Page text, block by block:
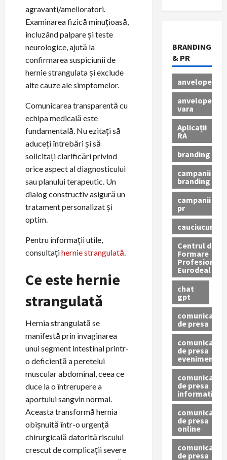
agravanti/amelioratori.
Examinarea fizică minuțioasă,
incluzând palpare și teste
neurologice, ajută la
confirmarea suspiciunii de
hernie strangulata și exclude
alte cauze ale simptomelor.
Comunicarea transparentă cu
echipa medicală este
fundamentală. Nu ezitați să
aduceți întrebări și să
solicitați clarificări privind
orice aspect al diagnosticului
sau planului terapeutic. Un
dialog constructiv asigură un
tratament personalizat și
optim.
Pentru informații utile,
consultațihernie strangulată
Ce este hernie
strangulată
Hernia strangulată se
manifestă prin invaginarea
unui segment intestinal printr-
o deficiență a peretelui
muscular abdominal, ceea ce
duce la o întrerupere a
aportului sangvin normal.
Aceasta transformă hernia
obișnuită într-o urgență
chirurgicală datorită riscului
crescut de complicații severe
BRANDING
& PR
anvelope
anvelope
vara
Aplicații
RA
branding
campanii
branding
campanii
pr
cauciucuri
Centrul de
Formare
Profesionala
Eurodeal
chat
gpt
comunicat
de presa
comunicat
de presa
eveniment
comunicat
de presa
informativ
comunicat
de presa
online
comunicate
de presa